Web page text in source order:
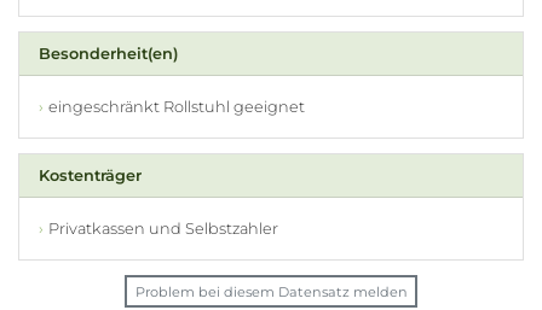
Besonderheit(en)
eingeschränkt Rollstuhl geeignet
Kostenträger
Privatkassen und Selbstzahler
Problem bei diesem Datensatz melden